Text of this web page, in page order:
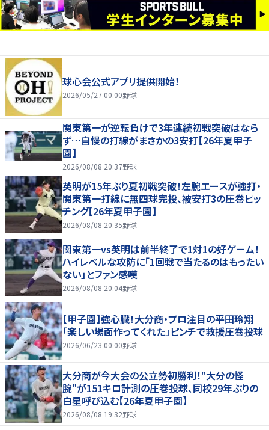
球心会公式アプリ提供開始！
2026/05/27 00:00野球
関東第一が逆転負けで3年連続初戦突破はなら
ず…自慢の打線がまさかの3安打【26年夏甲子
園】
2026/08/08 20:37野球
英明が15年ぶり夏初戦突破！左腕エースが強打・
関東第一打線に無四球完投、被安打3の圧巻ピッ
チング【26年夏甲子園】
2026/08/08 20:35野球
関東第一vs英明は前半終了で1対1の好ゲーム！
ハイレベルな攻防に「1回戦で当たるのはもったい
ない」とファン感嘆
2026/08/08 20:04野球
【甲子園】強心臓！大分商・プロ注目の平田玲翔
「楽しい場面作ってくれた」ピンチで救援圧巻投球
2026/06/23 00:00野球
大分商が今大会の公立勢初勝利！"大分の怪
腕"が151キロ計測の圧巻投球、同校29年ぶりの
白星呼び込む【26年夏甲子園】
2026/08/08 19:32野球